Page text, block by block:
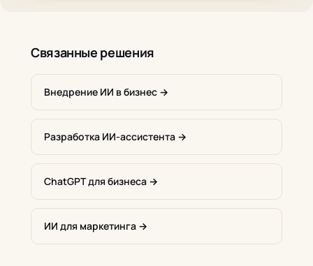
Связанные решения
Внедрение ИИ в бизнес →
Разработка ИИ-ассистента →
ChatGPT для бизнеса →
ИИ для маркетинга →